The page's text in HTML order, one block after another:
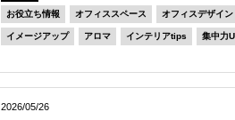
お役立ち情報 オフィススペース オフィスデザイン
イメージアップ アロマ インテリアtips 集中力
2026/05/26